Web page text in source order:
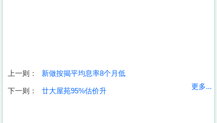
收
上一则： 新做按揭平均息率8个月低
下一则： 廿大屋苑95%估价升
更多...